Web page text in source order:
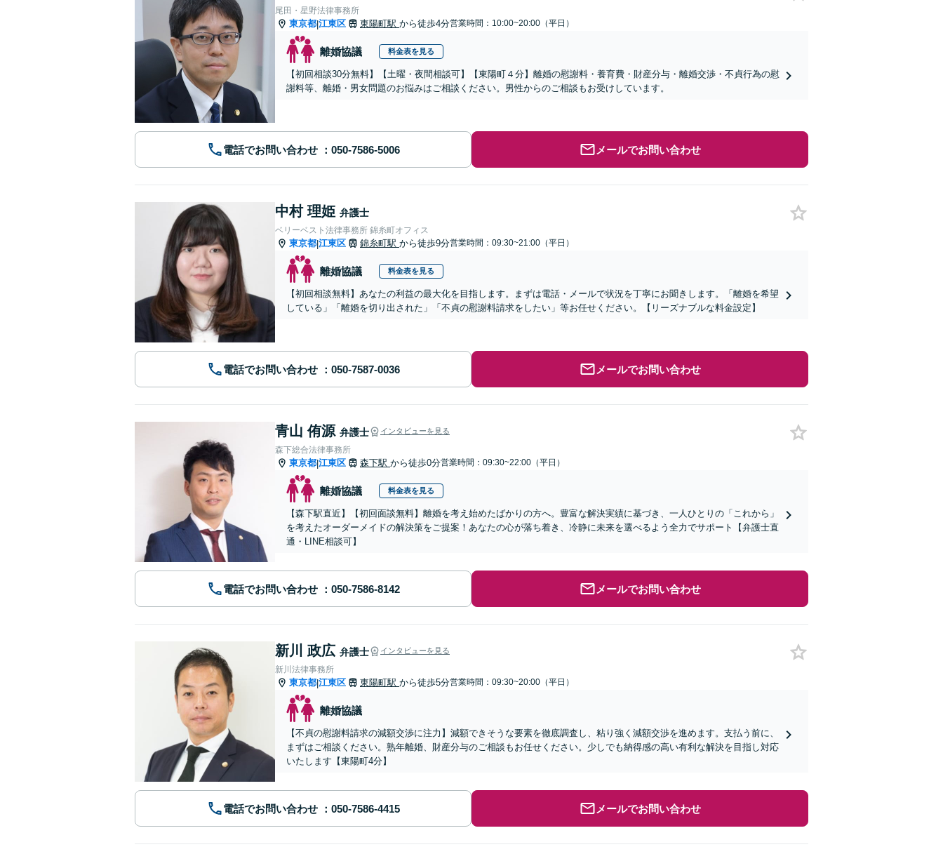
尾田・星野法律事務所
東京都|江東区 東陽町駅 から徒歩4分営業時間：10:00~20:00（平日）
離婚協議 料金表を見る
【初回相談30分無料】【土曜・夜間相談可】【東陽町４分】離婚の慰謝料・養育費・財産分与・離婚交渉・不貞行為の慰
謝料等、離婚・男女問題のお悩みはご相談ください。男性からのご相談もお受けしています。
電話でお問い合わせ メールでお問い合わせ
中村 理姫 弁護士
ベリーベスト法律事務所 錦糸町オフィス
東京都|江東区 錦糸町駅 から徒歩9分営業時間：09:30~21:00（平日）
離婚協議 料金表を見る
【初回相談無料】あなたの利益の最大化を目指します。まずは電話・メールで状況を丁寧にお聞きします。「離婚を希望
している」「離婚を切り出された」「不貞の慰謝料請求をしたい」等お任せください。【リーズナブルな料金設定】
電話でお問い合わせ メールでお問い合わせ
青山 侑源 弁護士 インタビューを見る
森下総合法律事務所
東京都|江東区 森下駅 から徒歩0分営業時間：09:30~22:00（平日）
離婚協議 料金表を見る
【森下駅直近】【初回面談無料】離婚を考え始めたばかりの方へ。豊富な解決実績に基づき、一人ひとりの「これから」
を考えたオーダーメイドの解決策をご提案！あなたの心が落ち着き、冷静に未来を選べるよう全力でサポート【弁護士直
通・LINE相談可】
電話でお問い合わせ メールでお問い合わせ
新川 政広 弁護士 インタビューを見る
新川法律事務所
東京都|江東区 東陽町駅 から徒歩5分営業時間：09:30~20:00（平日）
離婚協議
【不貞の慰謝料請求の減額交渉に注力】減額できそうな要素を徹底調査し、粘り強く減額交渉を進めます。支払う前に、
まずはご相談ください。熟年離婚、財産分与のご相談もお任せください。少しでも納得感の高い有利な解決を目指し対応
いたします【東陽町4分】
電話でお問い合わせ メールでお問い合わせ